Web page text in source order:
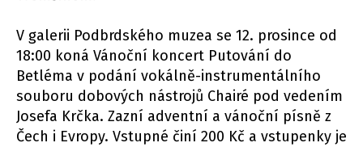
V galerii Podbrdského muzea se 12. prosince od
18:00 koná Vánoční koncert Putování do
Betléma v podání vokálně-instrumentálního
souboru dobových nástrojů Chairé pod vedením
Josefa Krčka. Zazní adventní a vánoční písně z
Čech i Evropy. Vstupné činí 200 Kč a vstupenky je